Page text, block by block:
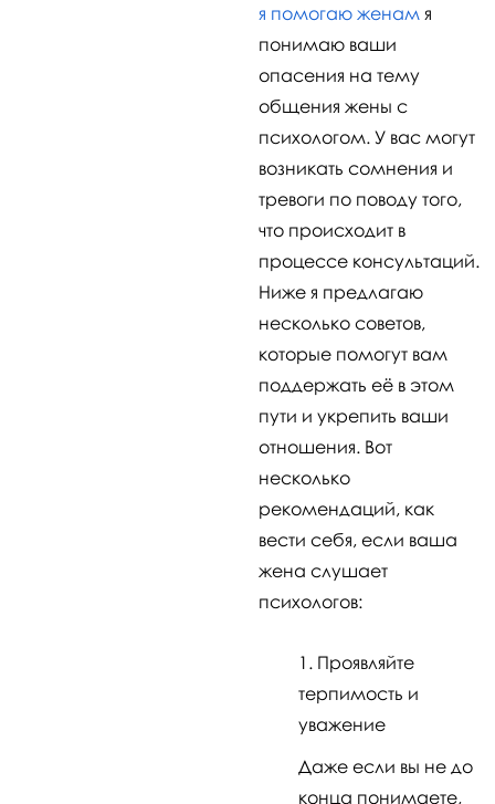
я помогаю женамя
понимаю ваши
опасения на тему
общения жены с
психологом. У вас могут
возникать сомнения и
тревоги по поводу того,
что происходит в
процессе консультаций.
Ниже я предлагаю
несколько советов,
которые помогут вам
поддержать её в этом
пути и укрепить ваши
отношения. Вот
несколько
рекомендаций, как
вести себя, если ваша
жена слушает
психологов:
Проявляйте
терпимость и
уважение
Даже если вы не до
конца понимаете,